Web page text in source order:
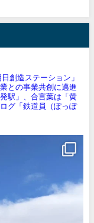
創造ステーション」
との事業共創に邁進
駅」、合言葉は「黄
グ「鉄道員（ぽっぽ